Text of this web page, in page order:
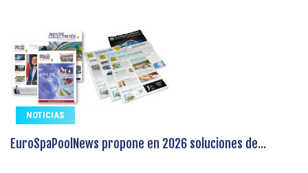
NOTICIAS
EuroSpaPoolNews propone en 2026 soluciones de...